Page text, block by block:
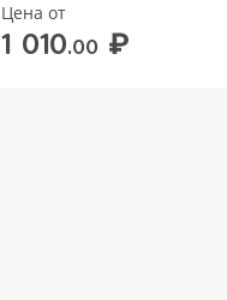
Цена от
1 010.00 ₽